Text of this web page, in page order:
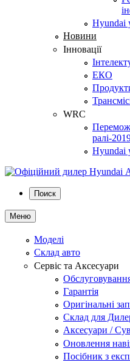
Hyundai
Новини
Інновації
ЕКО
WRC
ралі-
Hyundai
Поиск
Меню
Моделі
Склад авто
Сервіс та Аксесуари
Гарантія
Оригінальні
Склад для
Аксесуари /
Оновлення
Посібник з